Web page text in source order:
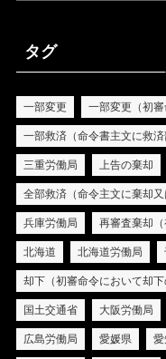
タグ
一部変更 一部変更（初審
一部救済（命令書主文に救
三重労働局 上告の棄却
全部救済（命令主文に棄却又
兵庫労働局 再審査棄却（
北海道 北海道労働局
却下（初審命令において却
国土交通省 大阪労働局
広島労働局 愛媛県 愛